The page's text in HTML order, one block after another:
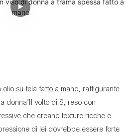
su tela fatto a mano, raffigurante
donna’Il volto di S, reso con
che creano texture ricche e
di lei dovrebbe essere forte